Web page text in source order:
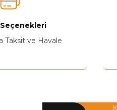
Taksit ve Havale